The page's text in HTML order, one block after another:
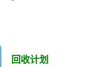
回收计划